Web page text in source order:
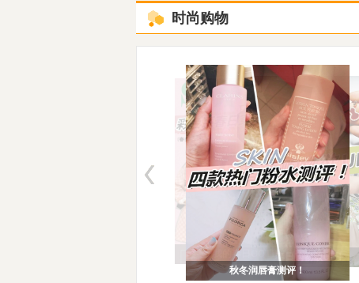
时尚购物
我的春日OOTD
秋冬润唇膏测评！
春日购物欲UP！